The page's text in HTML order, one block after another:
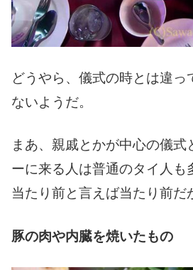
どうやら、儀式の時とは違っ
ないようだ。
まあ、親戚とかが中心の儀式
ーに来る人は普通のタイ人も
当たり前と言えば当たり前だ
豚の肉や内臓を焼いたもの